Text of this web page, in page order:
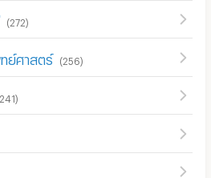
(272)
ย์ศาสตร์ (256)
)